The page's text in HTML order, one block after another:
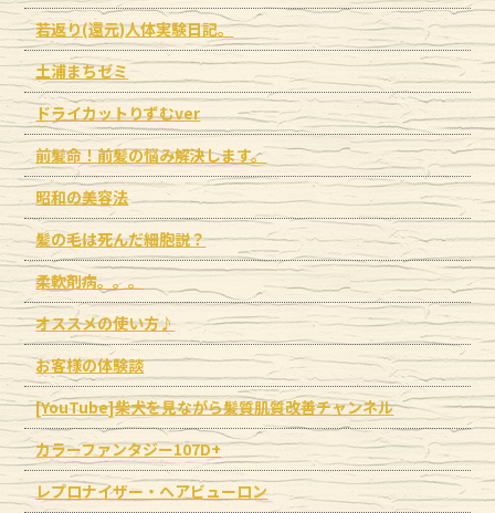
若返り(還元)人体実験日記。
土浦まちゼミ
ドライカットりずむver
前髪命！前髪の悩み解決します。
昭和の美容法
髪の毛は死んだ細胞説？
柔軟剤病。。。
オススメの使い方♪
お客様の体験談
[YouTube]柴犬を見ながら髪質肌質改善チャンネル
カラーファンタジー107D+
レプロナイザー・ヘアビューロン